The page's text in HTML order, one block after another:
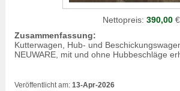
Nettopreis: 390,00€
Zusammenfassung:
Kutterwagen, Hub- und
NEUWARE, mit und ohne Hubbeschläge
Veröffentlicht am: 13-Apr-2026